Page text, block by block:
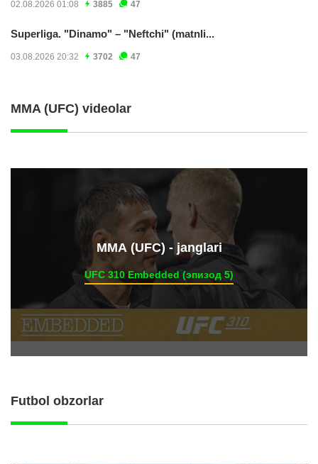
02.08.2026 01:08 3885 47
Superliga. "Dinamo" – "Neftchi" (matnli...
03.08.2026 20:32 3702 47
MMA (UFC) videolar
ММА (UFC) - janglari
UFC 310 Embedded (эпизод 5)
Futbol obzorlar